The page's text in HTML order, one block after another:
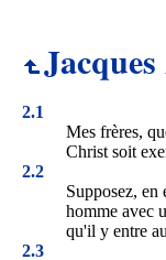
Jacques
2.1
Mes frères,
Christ soit
2.2
Supposez, en
homme avec
qu'il y entre
2.3